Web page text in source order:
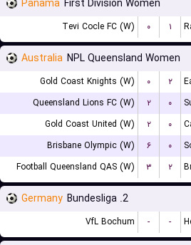
Panama First Division Women
Tevi Cocle FC (W) ۰ ۱
Australia NPL Queensland Women
Gold Coast Knights (W) ۰ ۲
Queensland Lions FC (W)
۲ ۰
Gold Coast United (W)
۲ ۰
Brisbane Olympic (W)
۶ ۰
Football Queensland QAS (W)
۳ ۲
Germany 2. Bundesliga
VfL Bochum - -